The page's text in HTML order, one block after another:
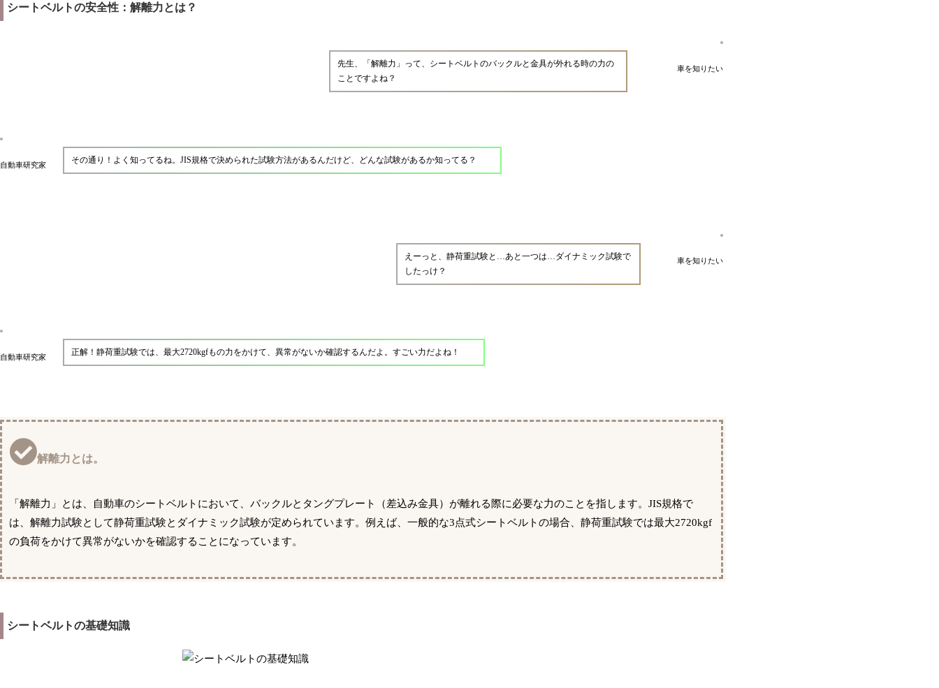
シートベルトの安全性：解離力とは？
車を知りたい
先生、「解離力」って、シートベルトのバックルと金具が外れる時の力の
ことですよね？
自動車研究家 その通り！よく知ってるね。JIS規格で決められた試験方法があるんだけど、どんな試験があるか知ってる？
車を知りたい
えーっと、静荷重試験と…あと一つは…ダイナミック試験で
したっけ？
自動車研究家 正解！静荷重試験では、最大2720kgfもの力をかけて、異常がないか確認するんだよ。すごい力だよね！
解離力とは。
「解離力」とは、自動車のシートベルトにおいて、バックルとタングプレート（差込み金具）が離れる際に必要な力のことを指します。JIS規格で
は、解離力試験として静荷重試験とダイナミック試験が定められています。例えば、一般的な3点式シートベルトの場合、静荷重試験では最大2720kgf
の負荷をかけて異常がないかを確認することになっています。
シートベルトの基礎知識